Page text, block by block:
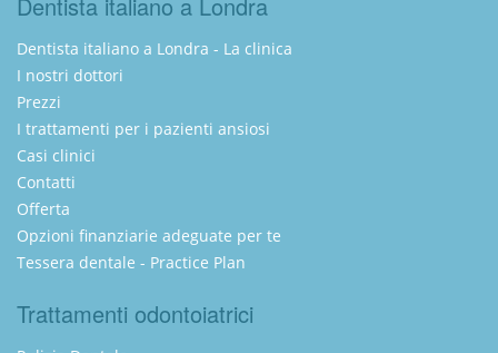
Dentista italiano a Londra - La clinica
I nostri dottori
Prezzi
I trattamenti per i pazienti ansiosi
Casi clinici
Contatti
Offerta
Opzioni finanziarie adeguate per te
Tessera dentale - Practice Plan
Trattamenti odontoiatrici